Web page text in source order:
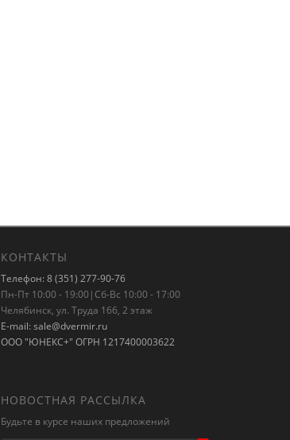
КОНТАКТЫ
Телефон: 8 (351) 277-90-76
Пн-Пт 10:00 - 19:00|Сб-Вс 10:00 - 17:00
Челябинск, ул. Труда 166, 2 этаж
E-mail: sale@dvermir.ru
ООО "ЮНЕКС+" ОГРН 1217400003622
НОВОСТНАЯ РАССЫЛКА
Будьте в курсе наших предложений